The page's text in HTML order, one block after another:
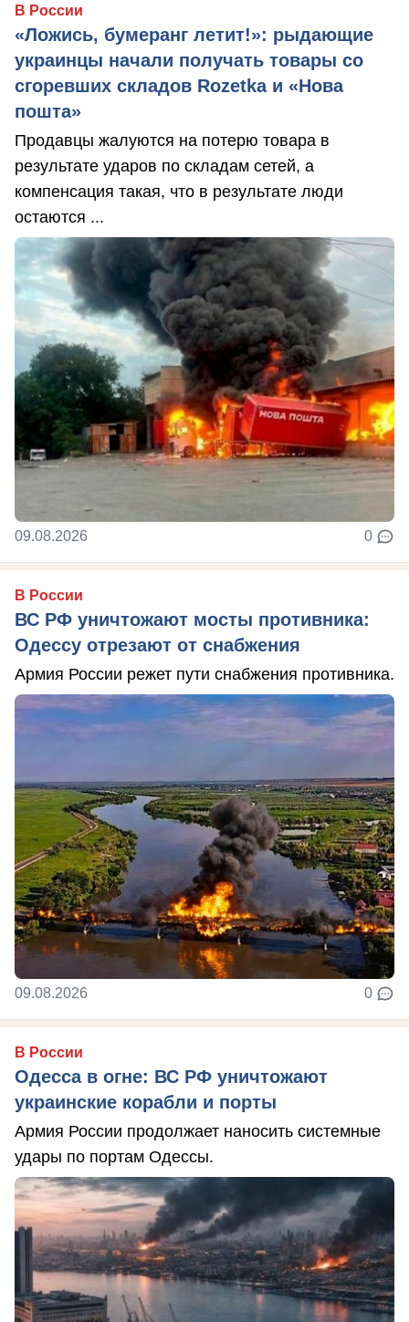
В России
«Ложись, бумеранг летит!»: рыдающие
украинцы начали получать товары со
сгоревших складов Rozetka и «Нова
пошта»
Продавцы жалуются на потерю товара в
результате ударов по складам сетей, а
компенсация такая, что в результате люди
остаются ...
09.08.2026 0
В России
ВС РФ уничтожают мосты противника:
Одессу отрезают от снабжения
Армия России режет пути снабжения противника.
09.08.2026 0
В России
Одесса в огне: ВС РФ уничтожают
украинские корабли и порты
Армия России продолжает наносить системные
удары по портам Одессы.